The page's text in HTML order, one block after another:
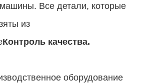
Все детали, которые
из
Контроль качества.
оборудование